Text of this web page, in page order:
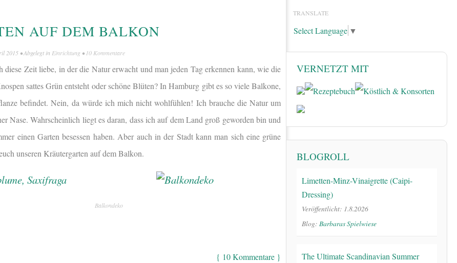
AUF DEM BALKON
2015 • Abgelegt in Einrichtung • 10 Kommentare
Zeit liebe, in der die Natur erwacht und man jeden Tag erkennen kann, wie die
sattes Grün entsteht oder schöne Blüten? In Hamburg gibt es so viele Balkone,
befindet. Nein, da würde ich mich nicht wohlfühlen! Ich brauche die Natur um
Nase. Wahrscheinlich liegt es daran, dass ich auf dem Land groß geworden bin und
einen Garten besessen haben. Aber auch in der Stadt kann man sich eine grüne
unseren Kräutergarten auf dem Balkon.
Balkondeko
{ 10 Kommentare }
TRANSLATE
Select Language ▼
VERNETZT MIT
BLOGROLL
Limetten-Minz-Vinaigrette (Caipi-
Dressing)
Veröffentlicht: 1.8.2026
Blog: Barbaras Spielwiese
The Ultimate Scandinavian Summer